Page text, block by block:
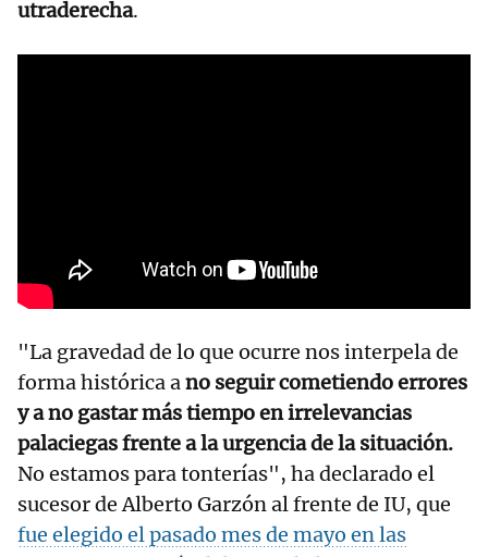
utraderecha.
"La gravedad de lo que ocurre nos interpela de
forma histórica ano seguir cometiendo errores
y a no gastar más tiempo en irrelevancias
palaciegas frente a la urgencia de la situación.
No estamos para tonterías", ha declarado el
sucesor de Alberto Garzón al frente de IU, que
fue elegido el pasado mes de mayo en las